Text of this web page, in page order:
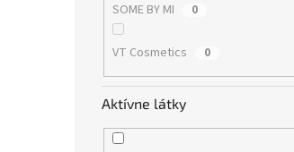
SOME BY MI 0
VT Cosmetics 0
Aktívne látky